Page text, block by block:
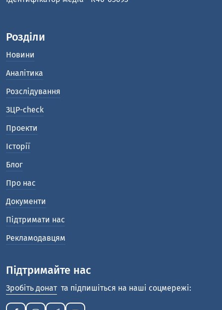
Розділи
Новини
Аналітика
Розслідування
ЗЦР-check
Проекти
Історії
Блог
Про нас
Документи
Підтримати нас
Рекламодавцям
Підтримайте нас
Зробіть донат та підпишіться на наші соцмережі: